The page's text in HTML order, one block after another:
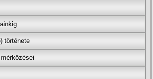
története